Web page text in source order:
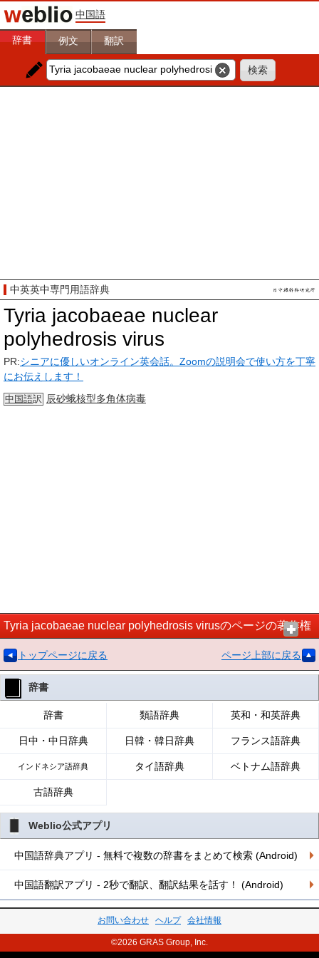
中国語
辞書 例文 翻訳
中英英中専門用語辞典
Tyria jacobaeae nuclear
polyhedrosis virus
PR:シニアに優しいオンライン英会話。Zoomの説明会で使い方を丁寧
にお伝えします！
中国語訳 辰砂蛾核型多角体病毒
Tyria jacobaeae nuclear polyhedrosis virusのページの著作権
トップページに戻る ページ上部に戻る
辞書
辞書 類語辞典 英和・和英辞典
日中・中日辞典 日韓・韓日辞典 フランス語辞典
インドネシア語辞典 タイ語辞典 ベトナム語辞典
古語辞典
Weblio公式アプリ
中国語辞典アプリ - 無料で複数の辞書をまとめて検索 (Android)
中国語翻訳アプリ - 2秒で翻訳、翻訳結果を話す！ (Android)
お問い合わせ ヘルプ 会社情報
©2026 GRAS Group, Inc.